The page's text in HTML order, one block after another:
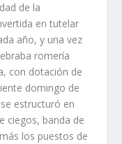
de la
en tutelar
año, y una vez
romerí­a
con dotación de
domingo de
estructuró en
ciegos, banda de
los puestos de